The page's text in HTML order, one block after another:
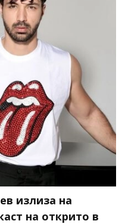
излиза на
на открито в